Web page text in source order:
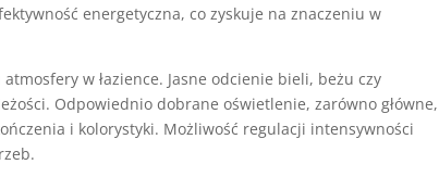
energetyczna, co zyskuje na znaczeniu w
w łazience. Jasne odcienie bieli, beżu czy
Odpowiednio dobrane oświetlenie, zarówno główne,
i kolorystyki. Możliwość regulacji intensywności